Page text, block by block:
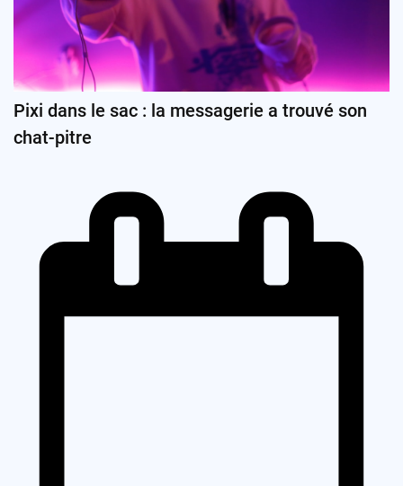
Pixi dans le sac : la messagerie a trouvé son
chat-pitre